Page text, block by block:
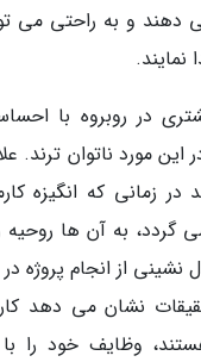
دهند و به راحتی می
نمایند.
در روبروه با
مورد ناتوان ترند.
در زمانی که انگیزه
گردد، به آن ها
از انجام پروژه
نشان می دهد
وظایف خود را